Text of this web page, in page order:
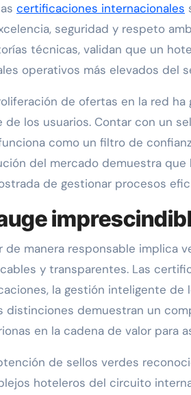
certificaciones internacionales
seguridad y respeto
técnicas, validan que un
operativos más elevados del
de ofertas en la red
de los usuarios. Contar con un
como un filtro de
del mercado demuestra
de gestionar procesos
de manera responsable implica
y transparentes. Las
la gestión inteligente de
distinciones demuestran un
en la cadena de valor para
de sellos verdes
hoteleros del circuito